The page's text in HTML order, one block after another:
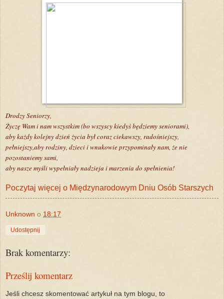
Drodzy Seniorzy,
Życzę Wam i nam wszystkim (bo wszyscy kiedyś będziemy seniorami),
aby każdy kolejny dzień życia był coraz ciekawszy, radośniejszy,
pełniejszy,aby rodziny, dzieci i wnukowie przypominały nam, że nie
pozostaniemy sami,
aby nasze myśli wypełniały nadzieja i marzenia do spełnienia!
Poczytaj więcej o Międzynarodowym Dniu Osób Starszych
Unknown o 18:17
Udostępnij
Brak komentarzy:
Prześlij komentarz
Jeśli chcesz skomentować artykuł na tym blogu, to